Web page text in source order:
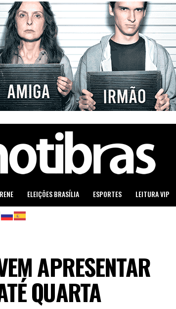
ELEIÇÕES BRASÍLIA ESPORTES LEITURA VIP
APRESENTAR
QUARTA